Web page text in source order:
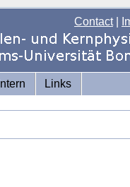
Contact|
Intern Links